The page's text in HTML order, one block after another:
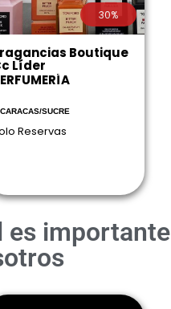
30%
Boutique
Líder
CARACAS/SUCRE
Reservas
es importante